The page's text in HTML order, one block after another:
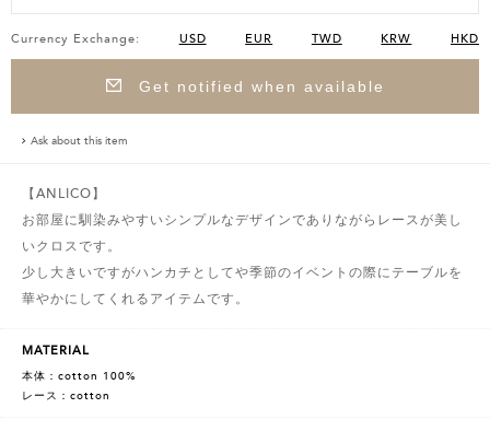
Currency Exchange: USD EUR TWD KRW HKD
Get notified when available
Ask about this item
【ANLICO】
お部屋に馴染みやすいシンプルなデザインでありながらレースが美し
いクロスです。
少し大きいですがハンカチとしてや季節のイベントの際にテーブルを
華やかにしてくれるアイテムです。
MATERIAL
本体：cotton 100%
レース：cotton